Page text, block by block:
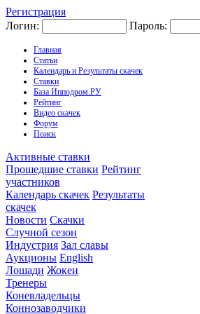
Регистрация
Логин:
Пароль:
Главная
Статьи
Календарь и Результаты скачек
Ставки
База Ипподром.РУ
Рейтинг
Видео скачек
Форум
Поиск
Активные ставки
Прошедшие ставки Рейтинг
участников
Календарь скачек Результаты
скачек
Новости Скачки
Случной сезон
Индустрия Зал славы
Аукционы English
Лошади Жокеи
Тренеры
Коневладельцы
Коннозаводчики